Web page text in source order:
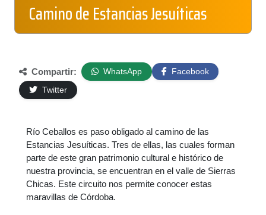
Camino de Estancias Jesuíticas
Compartir: WhatsApp
Facebook
Twitter
Río Ceballos es paso obligado al camino de las
Estancias Jesuíticas. Tres de ellas, las cuales forman
parte de este gran patrimonio cultural e histórico de
nuestra provincia, se encuentran en el valle de Sierras
Chicas. Este circuito nos permite conocer estas
maravillas de Córdoba.